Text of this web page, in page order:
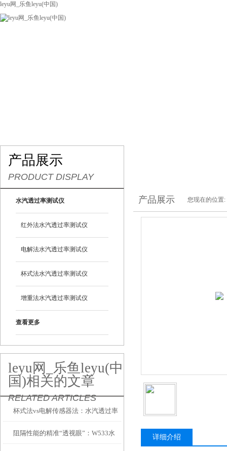
leyu网_乐鱼leyu(中国)
产品展示
PRODUCT DISPLAY
水汽透过率测试仪
红外法水汽透过率测试仪
电解法水汽透过率测试仪
杯式法水汽透过率测试仪
增重法水汽透过率测试仪
查看更多
leyu网_乐鱼leyu(中
国)相关的文章
RELATED ARTICLES
杯式法vs电解传感器法：水汽透过率
测试仪两大技术路线到底怎么选？
阻隔性能的精准“透视眼”：W533水
产品展示 您现在的位置:
详细介绍